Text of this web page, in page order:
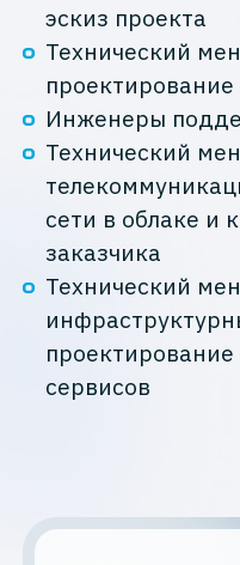
эскиз проекта
Технический
Инженеры
Технический
сети в облаке и
заказчика
Технический
сервисов